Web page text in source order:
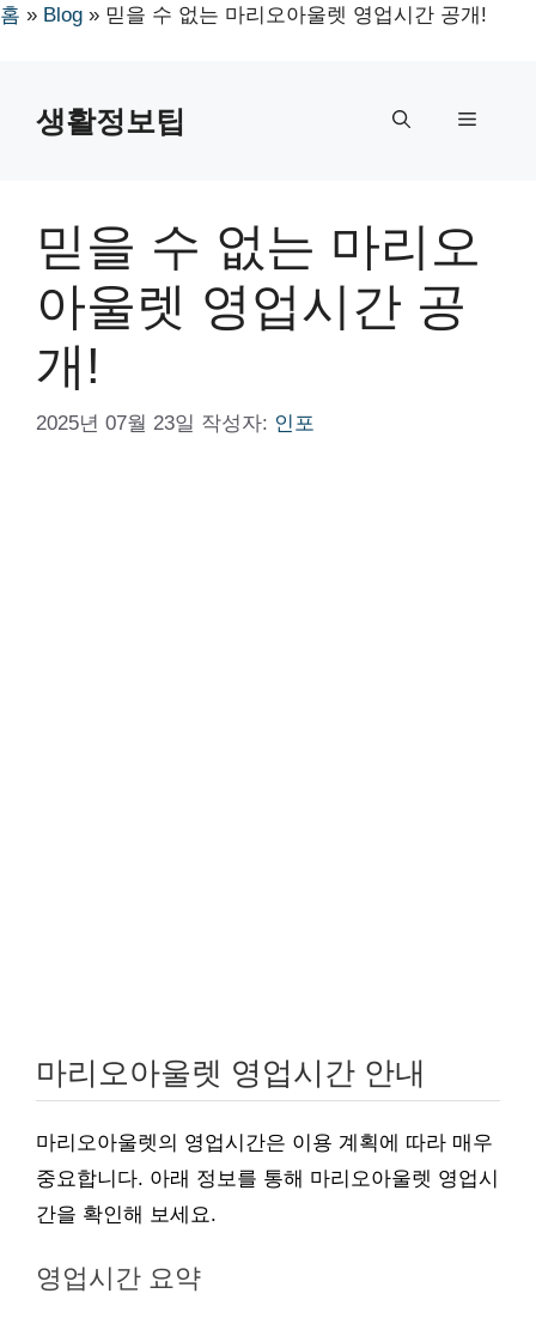
홈 » Blog » 믿을 수 없는 마리오아울렛 영업시간 공개!
생활정보팁 메
믿을 수 없는 마리오
아울렛 영업시간 공
개!
2025년 07월 23일 작성자: 인포
마리오아울렛 영업시간 안내
마리오아울렛의 영업시간은 이용 계획에 따라 매우
중요합니다. 아래 정보를 통해 마리오아울렛 영업시
간을 확인해 보세요.
영업시간 요약